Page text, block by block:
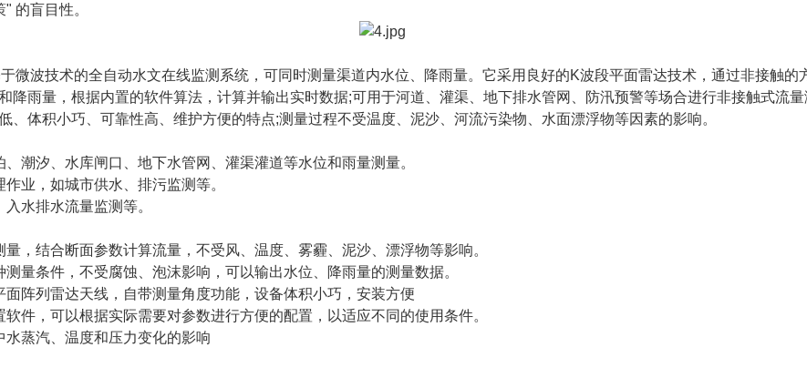
的盲目性。
微波技术的全自动水文在线监测系统，可同时测量渠道内水位、降雨量。它采用良好的K波段平面雷达技术，通过非接触的
降雨量，根据内置的软件算法，计算并输出实时数据;可用于河道、灌渠、地下排水管网、防汛预警等场合进行非接触式流
、体积小巧、可靠性高、维护方便的特点;测量过程不受温度、泥沙、河流污染物、水面漂浮物等因素的影响。
、潮汐、水库闸口、地下水管网、灌渠灌道等水位和雨量测量。
作业，如城市供水、排污监测等。
水排水流量监测等。
量，结合断面参数计算流量，不受风、温度、雾霾、泥沙、漂浮物等影响。
测量条件，不受腐蚀、泡沫影响，可以输出水位、降雨量的测量数据。
面阵列雷达天线，自带测量角度功能，设备体积小巧，安装方便
软件，可以根据实际需要对参数进行方便的配置，以适应不同的使用条件。
水蒸汽、温度和压力变化的影响